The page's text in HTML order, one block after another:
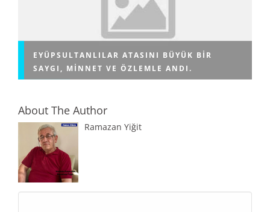
EYÜPSULTANLILAR ATASINI BÜYÜK BIR
SAYGI, MINNET VE ÖZLEMLE ANDI.
About The Author
Ramazan Yiğit